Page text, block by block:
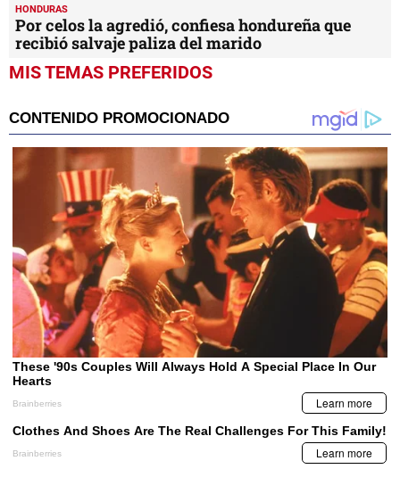
HONDURAS
Por celos la agredió, confiesa hondureña que
recibió salvaje paliza del marido
MIS TEMAS PREFERIDOS